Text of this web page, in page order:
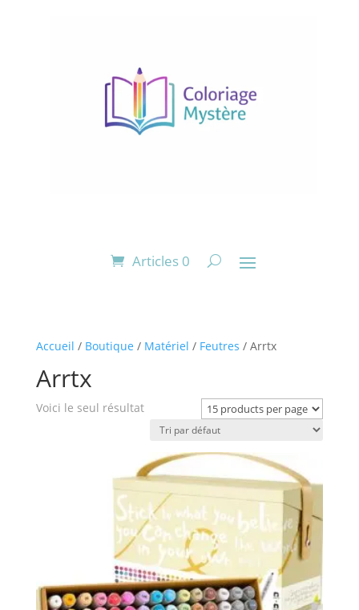
Articles 0
Accueil / Boutique / Matériel / Feutres / Arrtx
Arrtx
Voici le seul résultat